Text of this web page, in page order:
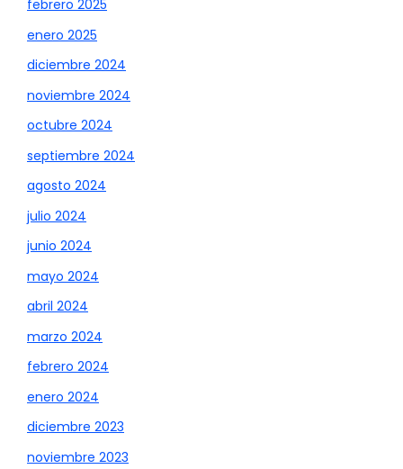
febrero 2025
enero 2025
diciembre 2024
noviembre 2024
octubre 2024
septiembre 2024
agosto 2024
julio 2024
junio 2024
mayo 2024
abril 2024
marzo 2024
febrero 2024
enero 2024
diciembre 2023
noviembre 2023